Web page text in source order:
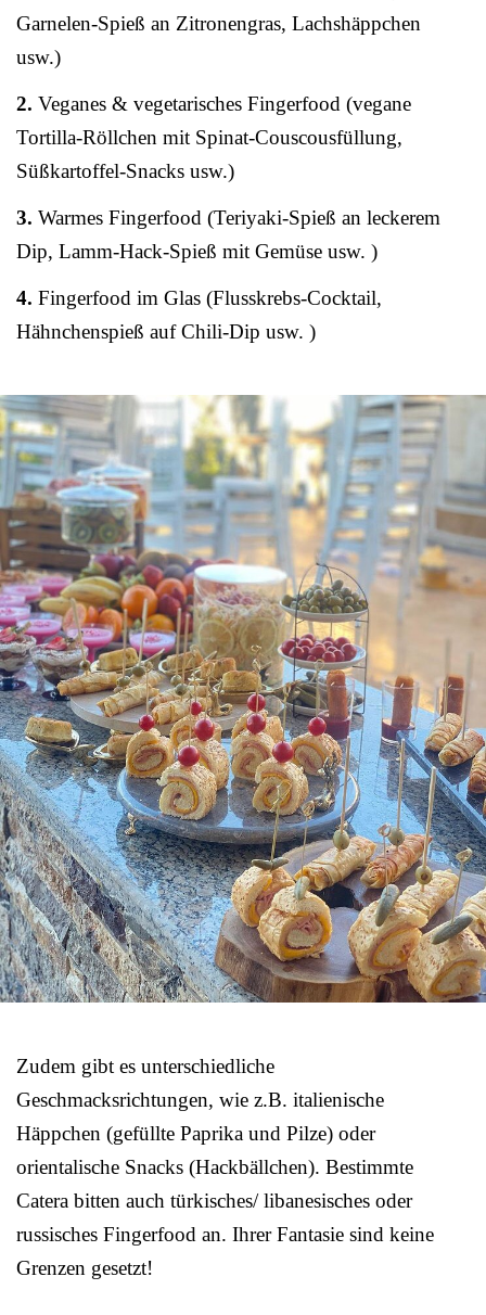
Garnelen-Spieß an Zitronengras, Lachshäppchen
usw.)
2. Veganes & vegetarisches Fingerfood (vegane
Tortilla-Röllchen mit Spinat-Couscousfüllung,
Süßkartoffel-Snacks usw.)
3. Warmes Fingerfood (Teriyaki-Spieß an leckerem
Dip, Lamm-Hack-Spieß mit Gemüse usw. )
4. Fingerfood im Glas (Flusskrebs-Cocktail,
Hähnchenspieß auf Chili-Dip usw. )
Zudem gibt es unterschiedliche
Geschmacksrichtungen, wie z.B. italienische
Häppchen (gefüllte Paprika und Pilze) oder
orientalische Snacks (Hackbällchen). Bestimmte
Catera bitten auch türkisches/ libanesisches oder
russisches Fingerfood an. Ihrer Fantasie sind keine
Grenzen gesetzt!